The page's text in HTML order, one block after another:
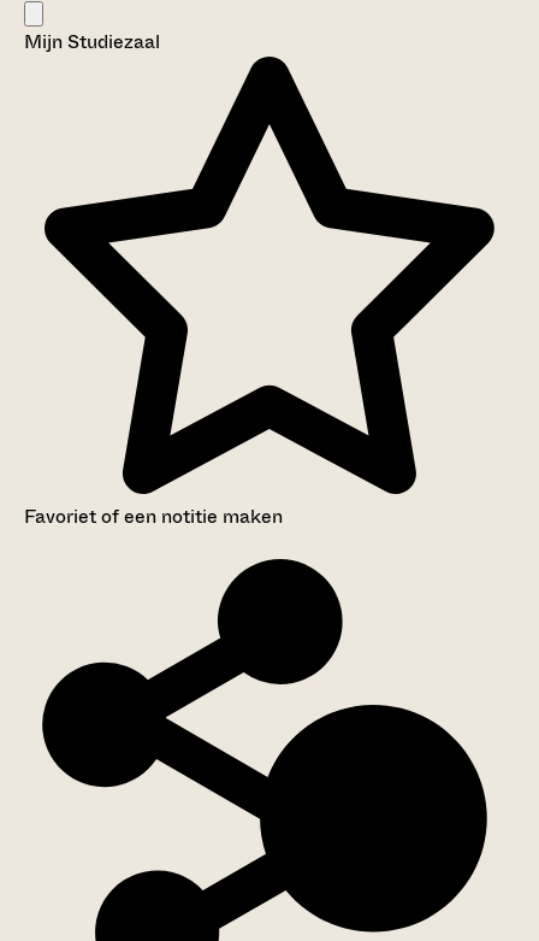
Mijn Studiezaal
Favoriet of een notitie maken